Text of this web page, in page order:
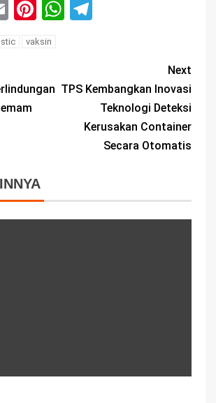
EmailPinterest
WhatsApp
vaksin
Next
TPS Kembangkan Inovasi
Teknologi Deteksi
Kerusakan Container
Secara Otomatis